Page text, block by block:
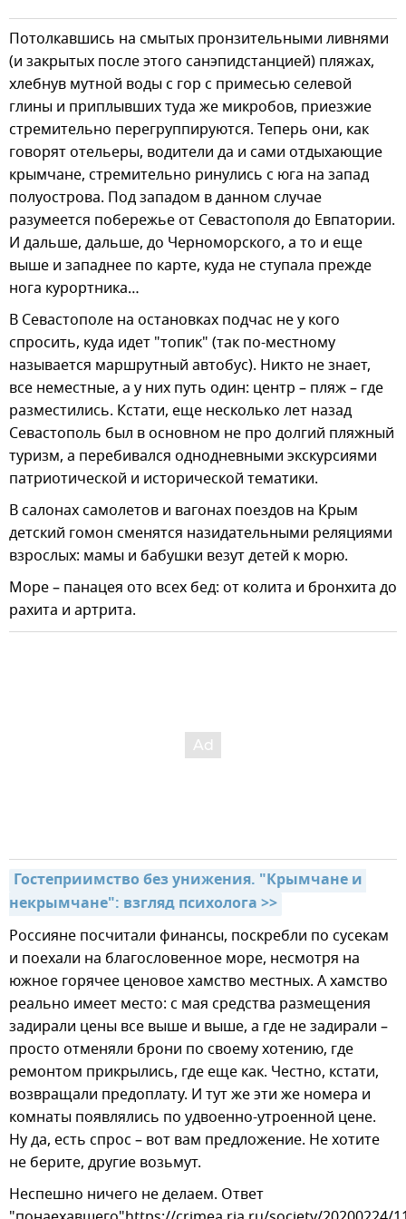
Потолкавшись на смытых пронзительными ливнями
(и закрытых после этого санэпидстанцией) пляжах,
хлебнув мутной воды с гор с примесью селевой
глины и приплывших туда же микробов, приезжие
стремительно перегруппируются. Теперь они, как
говорят отельеры, водители да и сами отдыхающие
крымчане, стремительно ринулись с юга на запад
полуострова. Под западом в данном случае
разумеется побережье от Севастополя до Евпатории.
И дальше, дальше, до Черноморского, а то и еще
выше и западнее по карте, куда не ступала прежде
нога курортника…
В Севастополе на остановках подчас не у кого
спросить, куда идет "топик" (так по-местному
называется маршрутный автобус). Никто не знает,
все неместные, а у них путь один: центр – пляж – где
разместились. Кстати, еще несколько лет назад
Севастополь был в основном не про долгий пляжный
туризм, а перебивался однодневными экскурсиями
патриотической и исторической тематики.
В салонах самолетов и вагонах поездов на Крым
детский гомон сменятся назидательными реляциями
взрослых: мамы и бабушки везут детей к морю.
Море – панацея ото всех бед: от колита и бронхита до
рахита и артрита.
Гостеприимство без унижения. "Крымчане и
некрымчане": взгляд психолога >>
Россияне посчитали финансы, поскребли по сусекам
и поехали на благословенное море, несмотря на
южное горячее ценовое хамство местных. А хамство
реально имеет место: с мая средства размещения
задирали цены все выше и выше, а где не задирали –
просто отменяли брони по своему хотению, где
ремонтом прикрылись, где еще как. Честно, кстати,
возвращали предоплату. И тут же эти же номера и
комнаты появлялись по удвоенно-утроенной цене.
Ну да, есть спрос – вот вам предложение. Не хотите
не берите, другие возьмут.
Неспешно ничего не делаем. Ответ